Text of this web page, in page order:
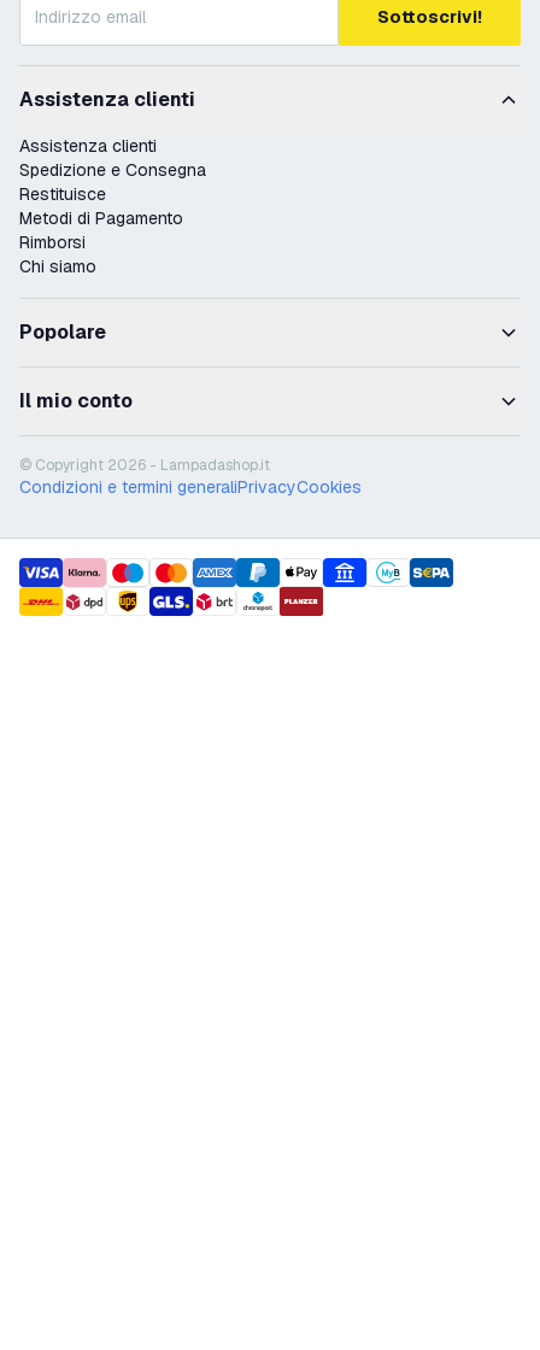
Sottoscrivi!
Assistenza clienti
Assistenza clienti
Spedizione e Consegna
Restituisce
Metodi di Pagamento
Rimborsi
Chi siamo
Popolare
Il mio conto
© Copyright 2026 - Lampadashop.it
Condizioni e termini generaliPrivacyCookies
payment methods
shipment methods